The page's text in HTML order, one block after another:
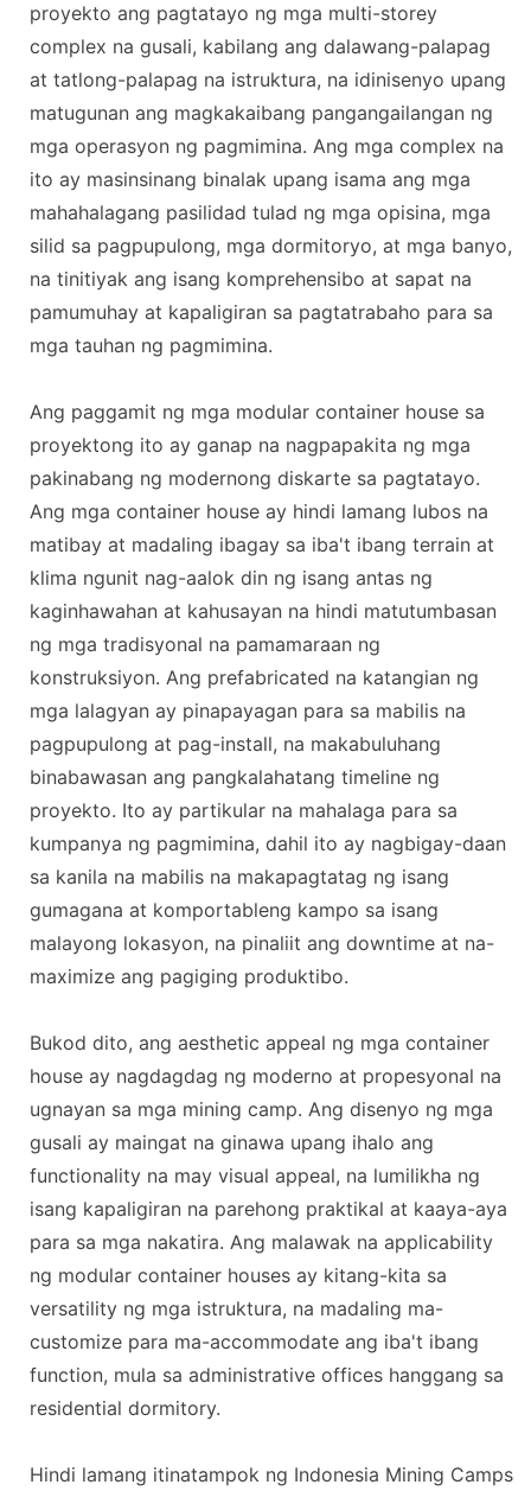
proyekto ang pagtatayo ng mga multi-storey
complex na gusali, kabilang ang dalawang-palapag
at tatlong-palapag na istruktura, na idinisenyo upang
matugunan ang magkakaibang pangangailangan ng
mga operasyon ng pagmimina. Ang mga complex na
ito ay masinsinang binalak upang isama ang mga
mahahalagang pasilidad tulad ng mga opisina, mga
silid sa pagpupulong, mga dormitoryo, at mga banyo,
na tinitiyak ang isang komprehensibo at sapat na
pamumuhay at kapaligiran sa pagtatrabaho para sa
mga tauhan ng pagmimina.
Ang paggamit ng mga modular container house sa
proyektong ito ay ganap na nagpapakita ng mga
pakinabang ng modernong diskarte sa pagtatayo.
Ang mga container house ay hindi lamang lubos na
matibay at madaling ibagay sa iba't ibang terrain at
klima ngunit nag-aalok din ng isang antas ng
kaginhawahan at kahusayan na hindi matutumbasan
ng mga tradisyonal na pamamaraan ng
konstruksiyon. Ang prefabricated na katangian ng
mga lalagyan ay pinapayagan para sa mabilis na
pagpupulong at pag-install, na makabuluhang
binabawasan ang pangkalahatang timeline ng
proyekto. Ito ay partikular na mahalaga para sa
kumpanya ng pagmimina, dahil ito ay nagbigay-daan
sa kanila na mabilis na makapagtatag ng isang
gumagana at komportableng kampo sa isang
malayong lokasyon, na pinaliit ang downtime at na-
maximize ang pagiging produktibo.
Bukod dito, ang aesthetic appeal ng mga container
house ay nagdagdag ng moderno at propesyonal na
ugnayan sa mga mining camp. Ang disenyo ng mga
gusali ay maingat na ginawa upang ihalo ang
functionality na may visual appeal, na lumilikha ng
isang kapaligiran na parehong praktikal at kaaya-aya
para sa mga nakatira. Ang malawak na applicability
ng modular container houses ay kitang-kita sa
versatility ng mga istruktura, na madaling ma-
customize para ma-accommodate ang iba't ibang
function, mula sa administrative offices hanggang sa
residential dormitory.
Hindi lamang itinatampok ng Indonesia Mining Camps